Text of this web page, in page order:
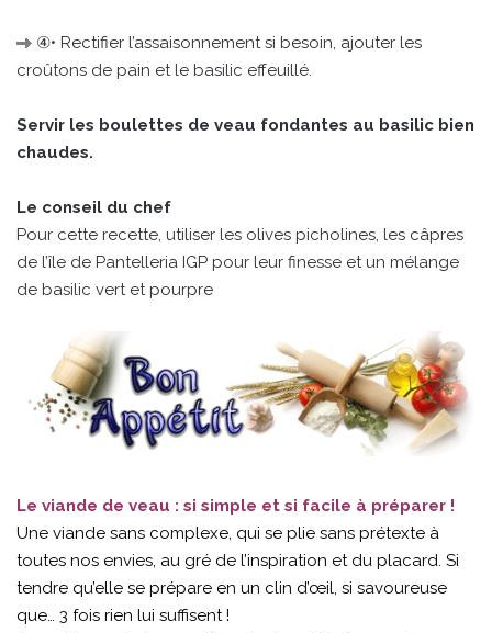
④• Rectifier l’assaisonnement si besoin, ajouter les
croûtons de pain et le basilic effeuillé.
Servir les boulettes de veau fondantes au basilic bien
chaudes.
Le conseil du chef
Pour cette recette, utiliser les olives picholines, les câpres
de l’île de Pantelleria IGP pour leur finesse et un mélange
de basilic vert et pourpre
Le viande de veau : si simple et si facile à préparer !
Une viande sans complexe, qui se plie sans prétexte à
toutes nos envies, au gré de l’inspiration et du placard. Si
tendre qu’elle se prépare en un clin d’œil, si savoureuse
que… 3 fois rien lui suffisent !